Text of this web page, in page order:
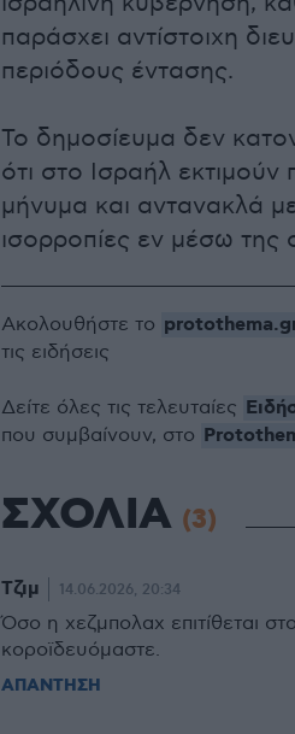
παράσχει αντίστοιχη
περιόδους έντασης.
Το δημοσίευμα δεν
ότι στο Ισραήλ
μήνυμα και αντανακλά
ισορροπίες εν μέσω της
Ακολουθήστε το
τις ειδήσεις
Δείτε όλες τις τελευταίες
που συμβαίνουν, στο
ΣΧΟΛΙΑ (3)
Τζιμ 14.06.2026, 20:34
Όσο η χεζμπολαχ επιτίθεται
κοροϊδευόμαστε.
ΑΠΑΝΤΗΣΗ